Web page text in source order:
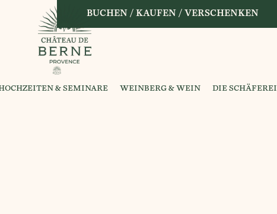
BUCHEN / KAUFEN / VERSCHENKEN
& SEMINARE WEINBERG & WEIN DIE SCHÄFEREI